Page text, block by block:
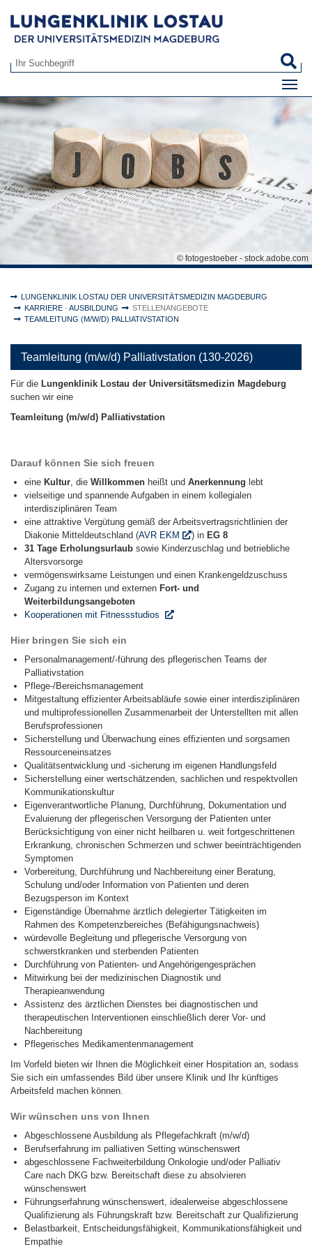
Suchformular
© fotogestoeber - stock.adobe.com
Sie sind hier:
LUNGENKLINIK LOSTAU DER UNIVERSITÄTSMEDIZIN MAGDEBURG
KARRIERE · AUSBILDUNG
STELLENANGEBOTE
TEAMLEITUNG (M/W/D) PALLIATIVSTATION
Teamleitung (m/w/d) Palliativstation (130-2026)
Für die Lungenklinik Lostau der Universitätsmedizin Magdeburg
suchen wir eine
Teamleitung (m/w/d) Palliativstation
Darauf können Sie sich freuen
eine Kultur, die Willkommen heißt und Anerkennung lebt
vielseitige und spannende Aufgaben in einem kollegialen
interdisziplinären Team
eine attraktive Vergütung gemäß der Arbeitsvertragsrichtlinien der
Diakonie Mitteldeutschland (AVR EKM ) in EG 8
31 Tage Erholungsurlaub sowie Kinderzuschlag und betriebliche
Altersvorsorge
vermögenswirksame Leistungen und einen Krankengeldzuschuss
Zugang zu internen und externen Fort- und
Weiterbildungsangeboten
Kooperationen mit Fitnessstudios
Hier bringen Sie sich ein
Personalmanagement/-führung des pflegerischen Teams der
Palliativstation
Pflege-/Bereichsmanagement
Mitgestaltung effizienter Arbeitsabläufe sowie einer interdisziplinären
und multiprofessionellen Zusammenarbeit der Unterstellten mit allen
Berufsprofessionen
Sicherstellung und Überwachung eines effizienten und sorgsamen
Ressourceneinsatzes
Qualitätsentwicklung und -sicherung im eigenen Handlungsfeld
Sicherstellung einer wertschätzenden, sachlichen und respektvollen
Kommunikationskultur
Eigenverantwortliche Planung, Durchführung, Dokumentation und
Evaluierung der pflegerischen Versorgung der Patienten unter
Berücksichtigung von einer nicht heilbaren u. weit fortgeschrittenen
Erkrankung, chronischen Schmerzen und schwer beeinträchtigenden
Symptomen
Vorbereitung, Durchführung und Nachbereitung einer Beratung,
Schulung und/oder Information von Patienten und deren
Bezugsperson im Kontext
Eigenständige Übernahme ärztlich delegierter Tätigkeiten im
Rahmen des Kompetenzbereiches (Befähigungsnachweis)
würdevolle Begleitung und pflegerische Versorgung von
schwerstkranken und sterbenden Patienten
Durchführung von Patienten- und Angehörigengesprächen
Mitwirkung bei der medizinischen Diagnostik und
Therapieanwendung
Assistenz des ärztlichen Dienstes bei diagnostischen und
therapeutischen Interventionen einschließlich derer Vor- und
Nachbereitung
Pflegerisches Medikamentenmanagement
Im Vorfeld bieten wir Ihnen die Möglichkeit einer Hospitation an, sodass
Sie sich ein umfassendes Bild über unsere Klinik und Ihr künftiges
Arbeitsfeld machen können.
Wir wünschen uns von Ihnen
Abgeschlossene Ausbildung als Pflegefachkraft (m/w/d)
Berufserfahrung im palliativen Setting wünschenswert
abgeschlossene Fachweiterbildung Onkologie und/oder Palliativ
Care nach DKG bzw. Bereitschaft diese zu absolvieren
wünschenswert
Führungserfahrung wünschenswert, idealerweise abgeschlossene
Qualifizierung als Führungskraft bzw. Bereitschaft zur Qualifizierung
Belastbarkeit, Entscheidungsfähigkeit, Kommunikationsfähigkeit und
Empathie